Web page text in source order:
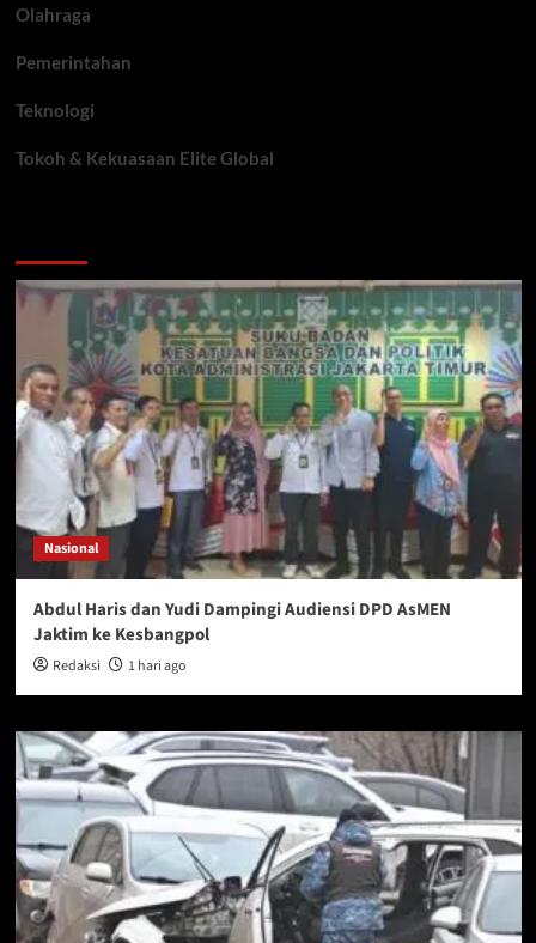
Olahraga
Pemerintahan
Teknologi
Tokoh & Kekuasaan Elite Global
Nasional
Abdul Haris dan Yudi Dampingi Audiensi DPD AsMEN
Jaktim ke Kesbangpol
Redaksi 1 hari ago